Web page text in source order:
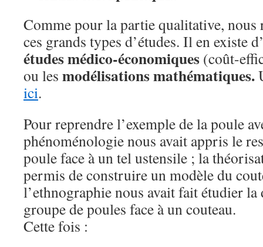
Comme pour la partie qualitative, nous
ces grands types d’études. Il en existe
études médico-économiques (coût-
ou les modélisations mathématiques.
ici.
Pour reprendre l’exemple de la poule
phénoménologie nous avait appris le
poule face à un tel ustensile ; la
permis de construire un modèle du
l’ethnographie nous avait fait étudier la
groupe de poules face à un couteau.
Cette fois :